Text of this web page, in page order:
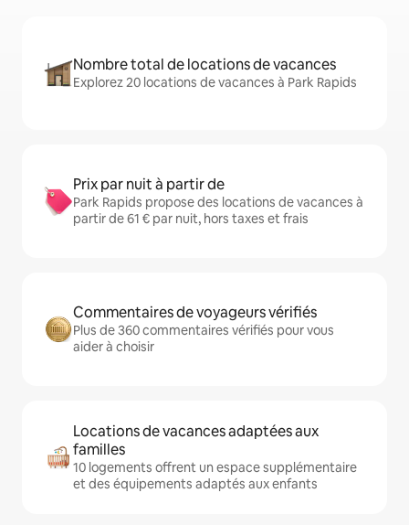
Nombre total de locations de vacances
Explorez 20 locations de vacances à Park Rapids
Prix par nuit à partir de
Park Rapids propose des locations de vacances à
partir de 61 € par nuit, hors taxes et frais
Commentaires de voyageurs vérifiés
Plus de 360 commentaires vérifiés pour vous
aider à choisir
Locations de vacances adaptées aux
familles
10 logements offrent un espace supplémentaire
et des équipements adaptés aux enfants